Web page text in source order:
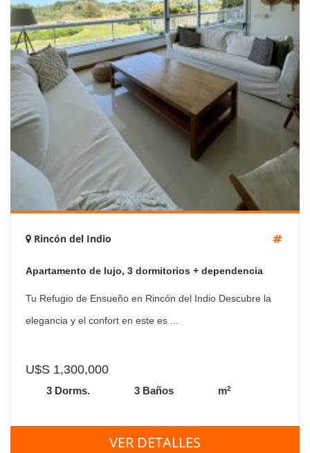
Rincón del Indio
Apartamento de lujo, 3 dormitorios + dependencia
Tu Refugio de Ensueño en Rincón del Indio Descubre la
elegancia y el confort en este es ...
U$S 1,300,000
3 Dorms. 3 Baños m2
VER DETALLES